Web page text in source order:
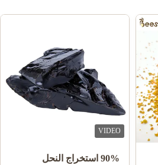
VIDEO
90% استخراج النحل